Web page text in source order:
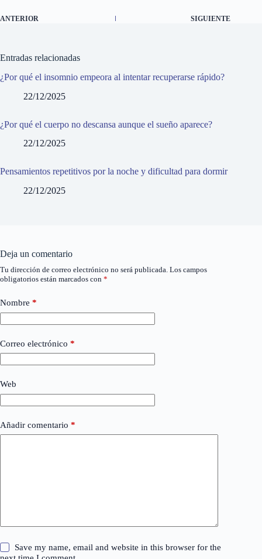
ANTERIOR SIGUIENTE
Entradas relacionadas
¿Por qué el insomnio empeora al intentar recuperarse rápido?
22/12/2025
¿Por qué el cuerpo no descansa aunque el sueño aparece?
22/12/2025
Pensamientos repetitivos por la noche y dificultad para dormir
22/12/2025
Deja un comentario
Tu dirección de correo electrónico no será publicada. Los campos
obligatorios están marcados con *
Nombre *
Correo electrónico *
Web
Añadir comentario *
Save my name, email and website in this browser for the